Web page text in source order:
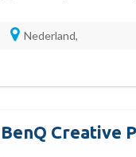
Nederland,
BenQ Creative